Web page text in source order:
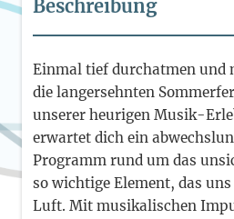
Beschreibung
Einmal tief durchatmen und
die langersehnten
unserer heurigen Musik-
erwartet dich ein
Programm rund um das
so wichtige Element, das
Luft. Mit musikalischen